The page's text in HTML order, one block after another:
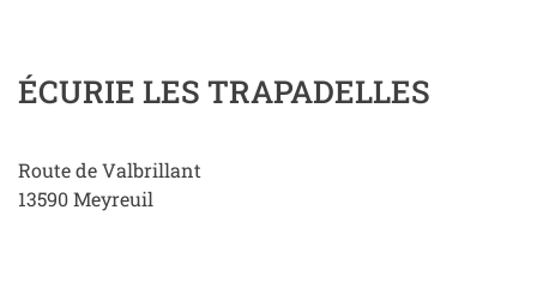
ÉCURIE LES TRAPADELLES
Route de Valbrillant
13590Meyreuil